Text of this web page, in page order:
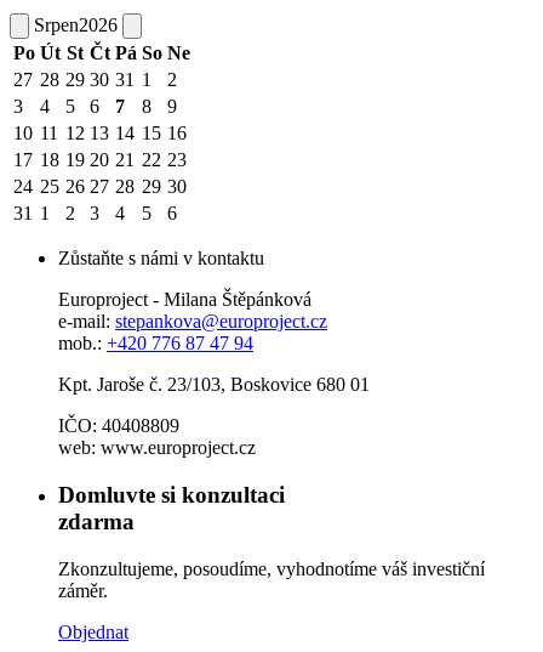
Srpen2026
Po Út St Čt Pá So Ne
27 28 29 30 31 1
2
3
4 5 6 7 8
9
10 11 12 13 14 15 16
17 18 19 20 21 22 23
24 25 26 27 28 29 30
31 1 2 3 4 5 6
Zůstaňte s námi v kontaktu
Europroject - Milana Štěpánková
e-mail: stepankova@europroject.cz
mob.: +420 776 87 47 94
Kpt. Jaroše č. 23/103, Boskovice 680 01
IČO: 40408809
web: www.europroject.cz
Domluvte si konzultaci
zdarma
Zkonzultujeme, posoudíme, vyhodnotíme váš investiční
záměr.
Objednat